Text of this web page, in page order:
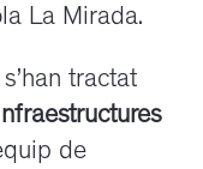
La Mirada.
tractat
de